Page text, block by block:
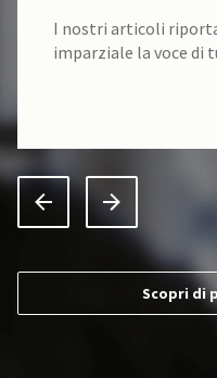
I nostri articoli
imparziale la voce di
Scopri di